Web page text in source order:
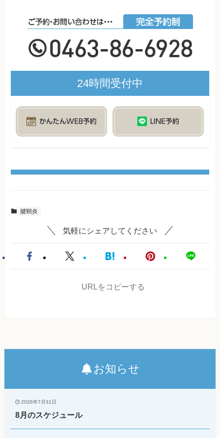
24時間受付中
腱鞘炎
気軽にシェアしてください
URLをコピーする
お知らせ
2026年7月31日
8月のスケジュール